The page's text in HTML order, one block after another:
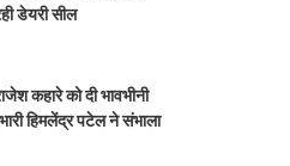
डेयरी सील
कहारे को दी भावभीनी
हिमलेंद्र पटेल ने संभाला